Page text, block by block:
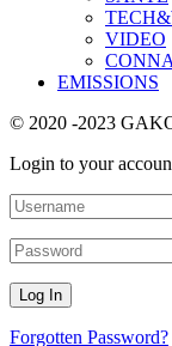
VIDEO
EMISSIONS
© 2020 -2023
Login to your
Forgotten Password?